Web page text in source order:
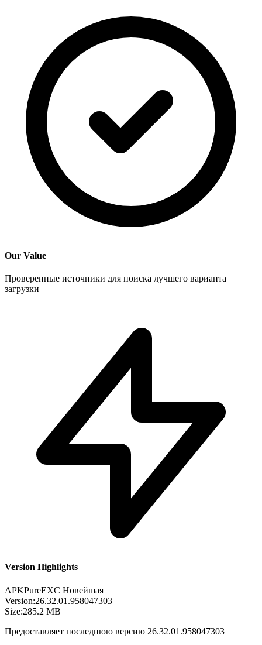
Our Value
Проверенные источники для поиска лучшего варианта
загрузки
Version Highlights
APKPureEXC Новейшая
Version:26.32.01.958047303
Size:285.2 MB
Предоставляет последнюю версию 26.32.01.958047303